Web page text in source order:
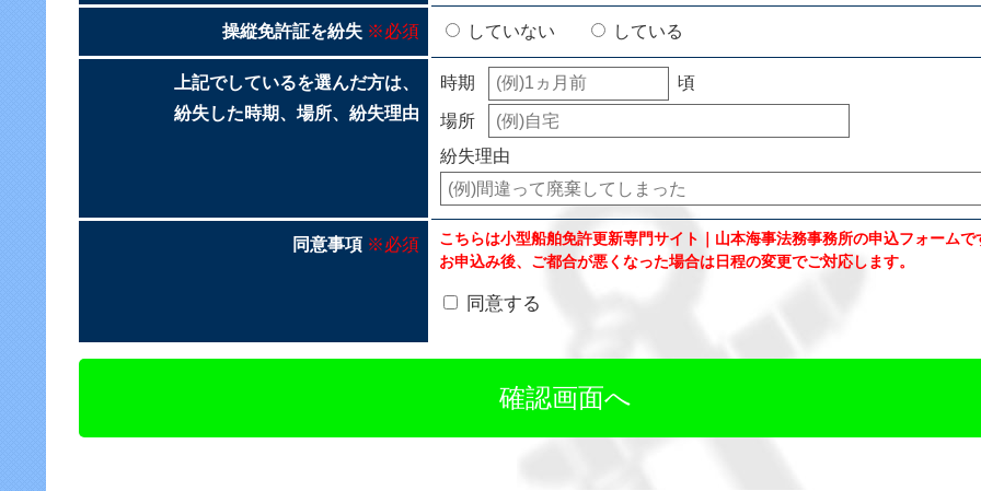
操縦免許証を紛失 ※必須 していない している
上記でしているを選んだ方は、
紛失した時期、場所、紛失理由
時期 頃
場所
紛失理由
同意事項 ※必須
こちらは小型船舶免許更新専門サイト｜山本海事法務事務所の申込フォームで
お申込み後、ご都合が悪くなった場合は日程の変更でご対応します。
同意する